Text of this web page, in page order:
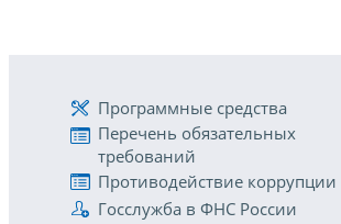
Программные средства
Перечень обязательных
требований
Противодействие коррупции
Госслужба в ФНС России